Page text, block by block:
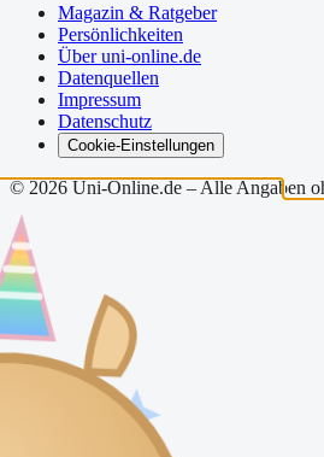
Magazin & Ratgeber
Persönlichkeiten
Über uni-online.de
Datenquellen
Impressum
Datenschutz
Cookie-Einstellungen
© 2026 Uni-Online.de – Alle Angaben